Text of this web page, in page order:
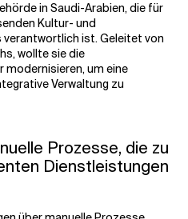
in Saudi-Arabien, die für
Kultur- und
ist. Geleitet von
wollte sie die
modernisieren, um eine
Verwaltung zu
Prozesse, die zu
Dienstleistungen